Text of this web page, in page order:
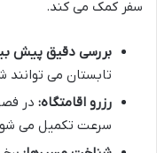
سفر کمک می کند.
بررسی دقیق پیش
تابستان می
رزرو اقامتگاه: در
سرعت تکمیل می